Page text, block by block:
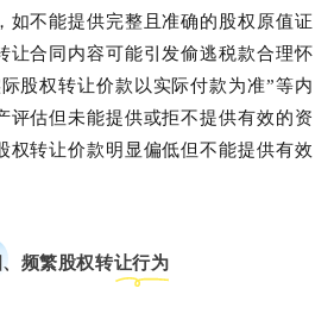
如不能提供完整且准确的股权原值证
让合同内容可能引发偷逃税款合理怀
股权转让价款以实际付款为准”等内
评估但未能提供或拒不提供有效的资
权转让价款明显偏低但不能提供有效
、频繁股权转让行为